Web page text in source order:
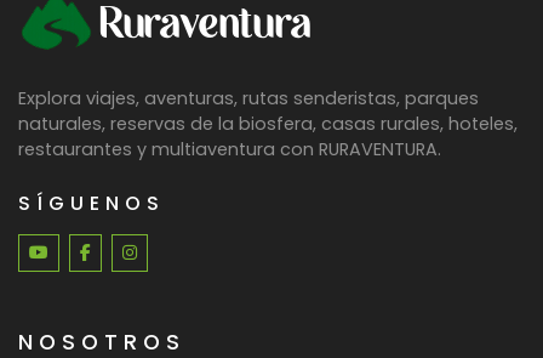
Ruraventura
Explora viajes, aventuras, rutas senderistas, parques
naturales, reservas de la biosfera, casas rurales, hoteles,
restaurantes y multiaventura con RURAVENTURA.
SÍGUENOS
NOSOTROS